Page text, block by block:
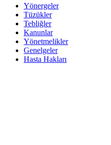
Yönergeler
Tüzükler
Tebliğler
Kanunlar
Yönetmelikler
Genelgeler
Hasta Hakları